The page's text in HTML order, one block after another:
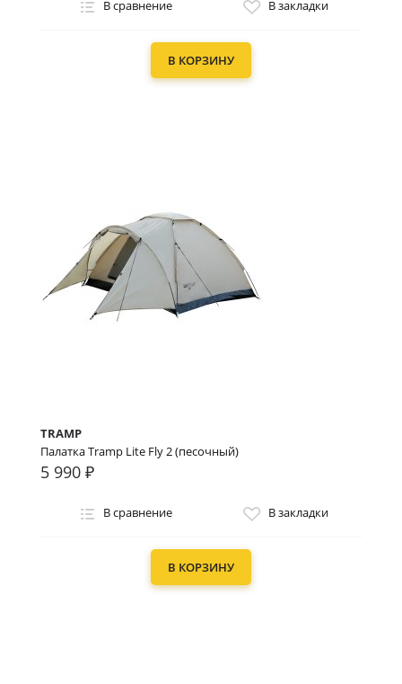
В сравнение В закладки
В КОРЗИНУ
TRAMP
Палатка Tramp Lite Fly 2 (песочный)
5 990 ₽
В сравнение В закладки
В КОРЗИНУ